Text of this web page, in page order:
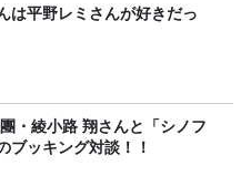
は平野レミさんが好きだっ
・綾小路 翔さんと「シノフ
ブッキング対談！！